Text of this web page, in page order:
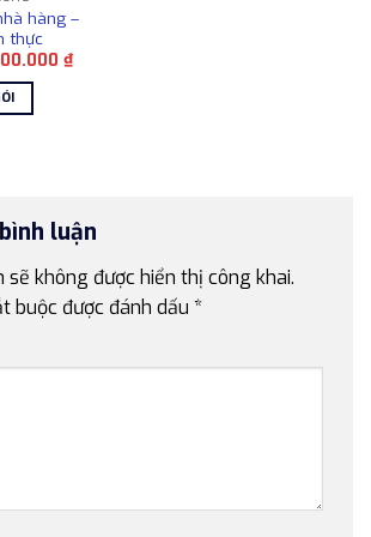
hàng –
thực
₫.
₫Giá
luận
sẽ không được hiển thị công khai.
buộc được đánh dấu *